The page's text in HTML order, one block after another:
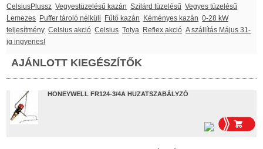
CelsiusPlussz Vegyestüzelésű kazán Szilárd tüzelésű Vegyes tüzelésű
Lemezes Puffer tároló nélküli Fűtő kazán Kéményes kazán 0-28 kW
teljesítmény Celsius akció Celsius Totya Reflex akció A szállítás Május 31-
ig ingyenes!
AJÁNLOTT KIEGÉSZÍTŐK
HONEYWELL FR124-3/4A HUZATSZABÁLYZÓ